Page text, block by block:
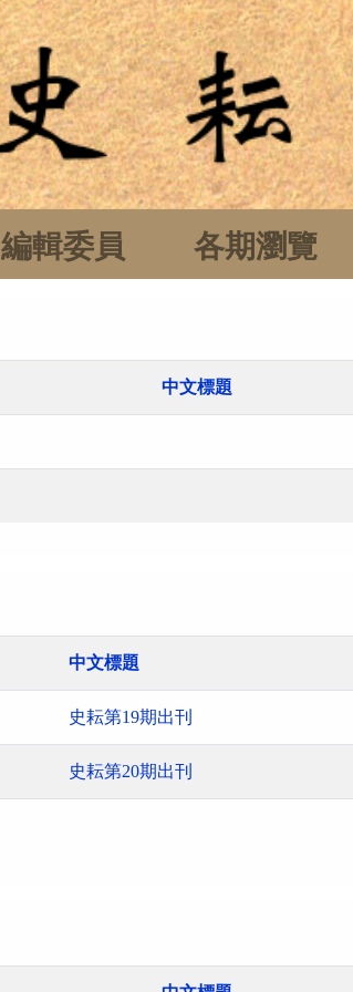
編輯委員 各期瀏覽
中文標題
中文標題
史耘第19期出刊
史耘第20期出刊